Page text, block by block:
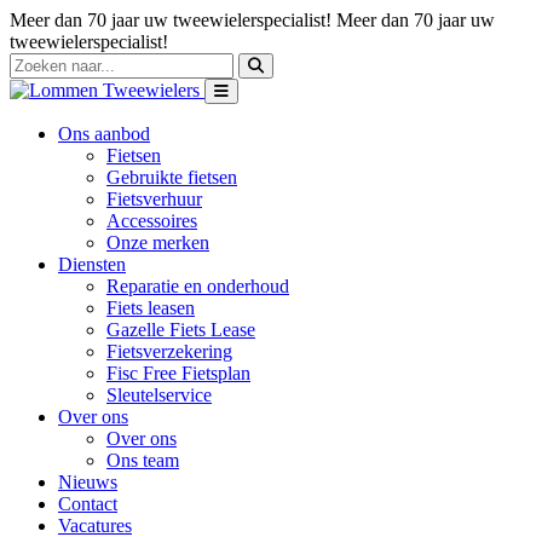
Meer dan 70 jaar uw tweewielerspecialist! Meer dan 70 jaar uw
tweewielerspecialist!
Ons aanbod
Fietsen
Gebruikte fietsen
Fietsverhuur
Accessoires
Onze merken
Diensten
Reparatie en onderhoud
Fiets leasen
Gazelle Fiets Lease
Fietsverzekering
Fisc Free Fietsplan
Sleutelservice
Over ons
Over ons
Ons team
Nieuws
Contact
Vacatures